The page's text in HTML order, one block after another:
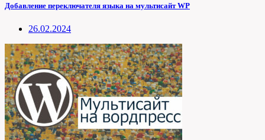
Добавление переключателя языка на мультисайт WP
26.02.2024